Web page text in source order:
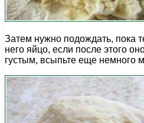
Затем нужно подождать, пока
него яйцо, если после этого
густым, всыпьте еще немного